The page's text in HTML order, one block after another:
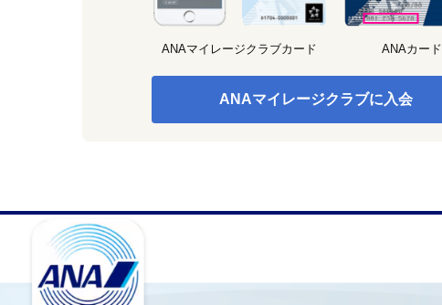
ANAマイレージクラブカード ANAカード
ANAマイレージクラブに入会